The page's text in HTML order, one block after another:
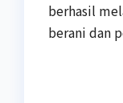
berhasil
berani dan